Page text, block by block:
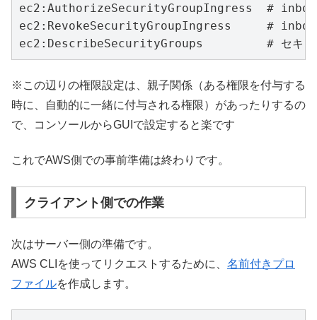
ec2:AuthorizeSecurityGroupIngress  # inbound
ec2:RevokeSecurityGroupIngress     # inbound
ec2:DescribeSecurityGroups         # セキュリテ
※この辺りの権限設定は、親子関係（ある権限を付与する
時に、自動的に一緒に付与される権限）があったりするの
で、コンソールからGUIで設定すると楽です
これでAWS側での事前準備は終わりです。
クライアント側での作業
次はサーバー側の準備です。
AWS CLIを使ってリクエストするために、 名前付きプロ
ファイルを作成します。